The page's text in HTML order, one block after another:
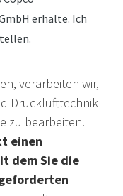
erhalte. Ich
verarbeiten wir,
Drucklufttechnik
zu bearbeiten.
einen
dem Sie die